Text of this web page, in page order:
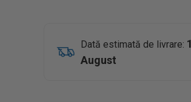
Dată estimată de livrare:
August